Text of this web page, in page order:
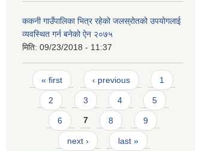
ककनी गाउँपालिका भित्र रहेको जलस्रोतको उपयोगलाई
व्यवस्थित गर्न बनेको ऐन २०७५
मिति: 09/23/2018 - 11:37
Pages
« first ‹ previous 1
2 3 4 5
6 7 8 9
next › last »